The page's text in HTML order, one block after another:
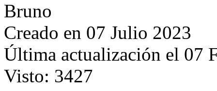
Bruno
Creado en 07 Julio 2023
Última actualización el 07
Visto: 3427